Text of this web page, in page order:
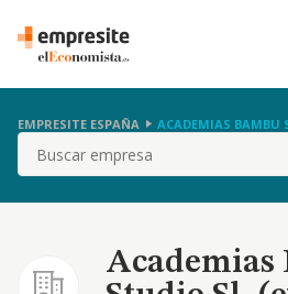
EMPRESITE ESPAÑA ACADEMIAS BAMBU
Buscar
Academias